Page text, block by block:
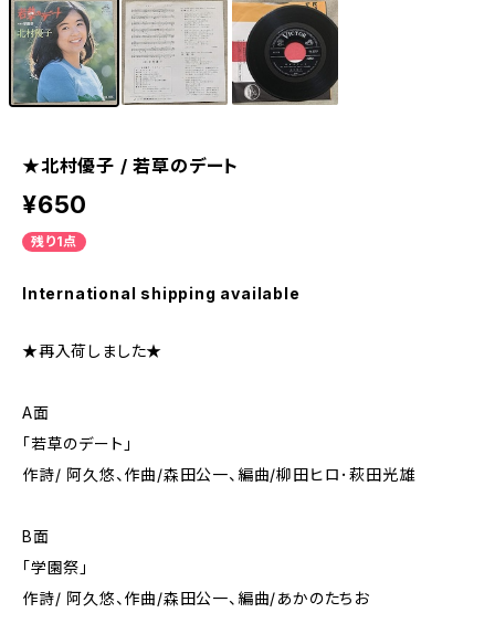
★北村優子 / 若草のデート
¥650
残り1点
International shipping available
★再入荷しました★
A面
「若草のデート」
作詩/ 阿久悠、作曲/森田公一、編曲/柳田ヒロ･萩田光雄
B面
「学園祭」
作詩/ 阿久悠、作曲/森田公一、編曲/あかのたちお